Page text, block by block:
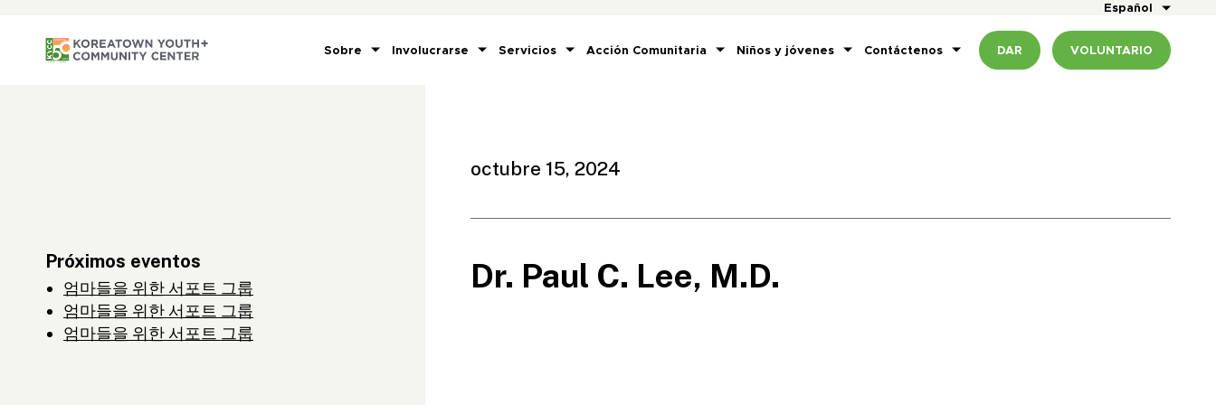
Español
Sobre Involucrarse Servicios Acción Comunitaria Niños y jóvenes Contáctenos DAR VOLUNTARIO
Próximos eventos
엄마들을 위한 서포트 그룹
엄마들을 위한 서포트 그룹
엄마들을 위한 서포트 그룹
octubre 15, 2024
Dr. Paul C. Lee, M.D.